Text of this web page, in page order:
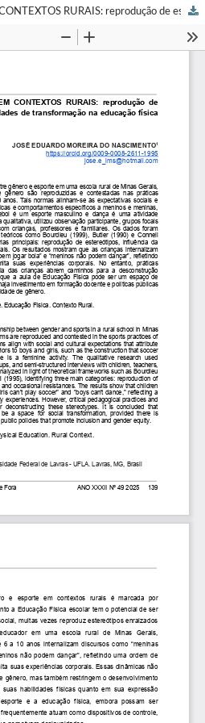
GÊNERO E ESPORTE EM CONTEXTOS RURAIS: reprodução de estereótipos e possibilidades de transformação na educação físicaescolar